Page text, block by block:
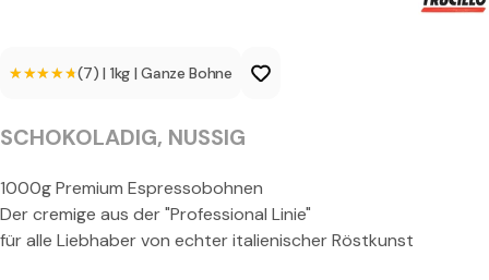
E
s
p
r
e
★★★★★
★★★★★(7) | 1kg | Ganze Bohne
SCHOKOLADIG, NUSSIG
1000g Premium Espressobohnen
Der cremige aus der "Professional Linie"
für alle Liebhaber von echter italienischer Röstkunst